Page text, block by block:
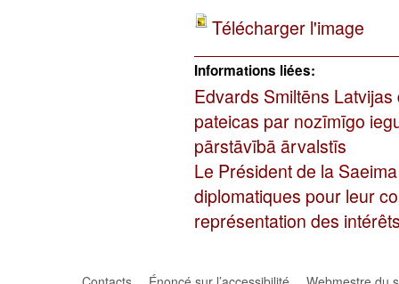
Télécharger l'image
Informations liées:
Edvards Smiltēns
pateicas par nozīmīgo
pārstāvībā ārvalstīs
Le Président de la
diplomatiques pour leur
représentation des